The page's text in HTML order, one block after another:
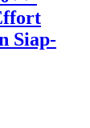
Siap-